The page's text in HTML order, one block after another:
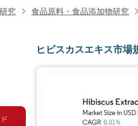
究 食品原料・食品添加物研究
ヒビスカスエキス市場